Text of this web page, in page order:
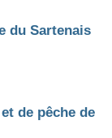
du Sartenais
de pêche de